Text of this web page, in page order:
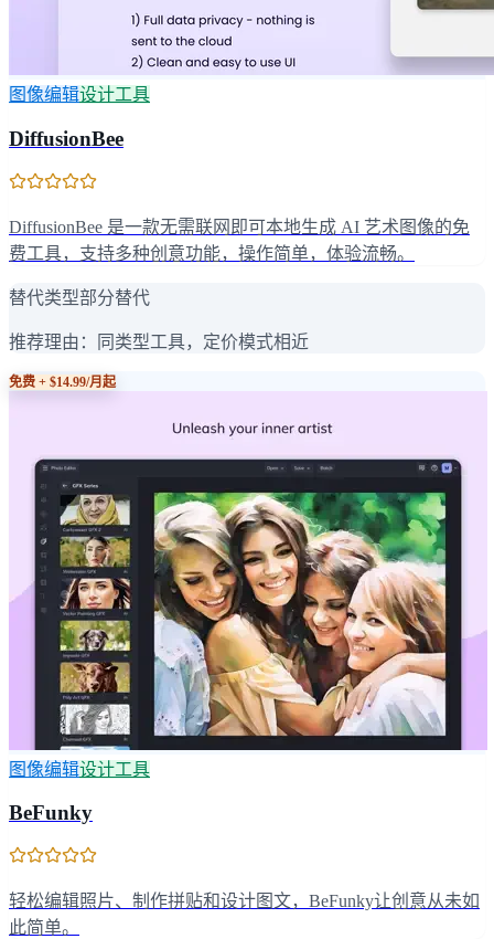
图像编辑设计工具
DiffusionBee
DiffusionBee 是一款无需联网即可本地生成 AI 艺术图像的免
费工具，支持多种创意功能，操作简单，体验流畅。
替代类型部分替代
推荐理由： 同类型工具，定价模式相近
免费 + $14.99/月起
图像编辑设计工具
BeFunky
轻松编辑照片、制作拼贴和设计图文，BeFunky让创意从未如
此简单。